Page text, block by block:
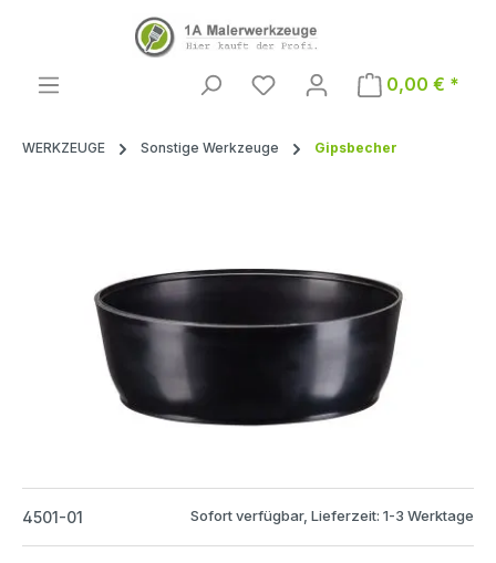
Zum Hauptinhalt springen
0,00 € *
WERKZEUGE Sonstige Werkzeuge Gipsbecher
4501-01 Sofort verfügbar, Lieferzeit: 1-3 Werktage